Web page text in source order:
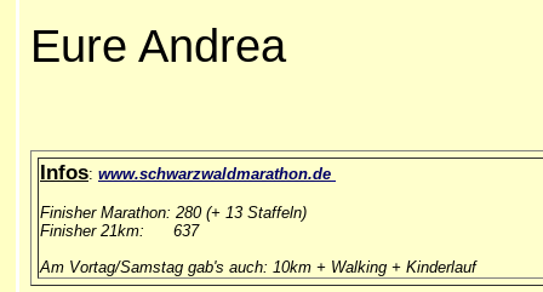
Eure Andrea
Infos: www.schwarzwaldmarathon.de
Finisher Marathon: 280 (+ 13 Staffeln)
Finisher 21km: 637
Am Vortag/Samstag gab's auch: 10km + Walking + Kinderlauf